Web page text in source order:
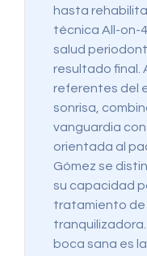
hasta
técnica All-on-
salud
resultado final.
referentes del
sonrisa,
vanguardia
orientada al
Gómez se
su capacidad
tratamiento de
boca sana es